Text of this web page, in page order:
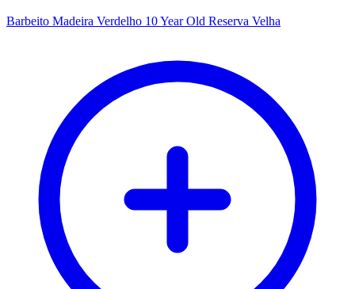
Barbeito Madeira Verdelho 10 Year Old Reserva Velha